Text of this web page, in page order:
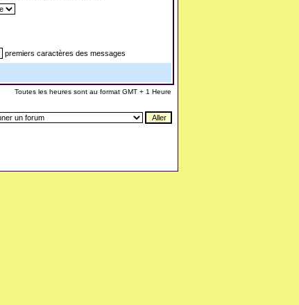
premiers caractères des messages
Toutes les heures sont au format GMT + 1 Heure